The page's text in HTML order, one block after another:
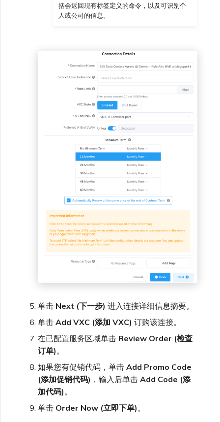
括会返回现有标签定义的命令，以及可识别个
人或公司的信息。
单击 Next (下一步) 进入连接详细信息摘要。
单击 Add VXC (添加 VXC) 订购该连接。
在已配置服务区域单击 Review Order (检查
订单) 。
如果您有促销代码，单击 Add Promo Code
(添加促销代码) ，输入后单击 Add Code (添
加代码) 。
单击 Order Now (立即下单) 。